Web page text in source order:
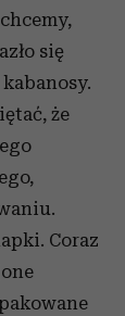
się
że
Coraz